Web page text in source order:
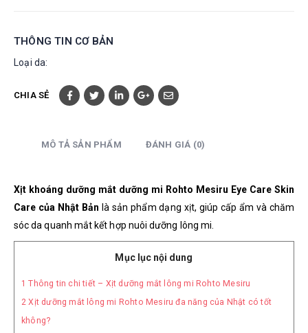
THÔNG TIN CƠ BẢN
Loại da:
CHIA SẺ
MÔ TẢ SẢN PHẨM ĐÁNH GIÁ (0)
Xịt khoáng dưỡng mắt dưỡng mi Rohto Mesiru Eye Care Skin
Care của Nhật Bảnlà sản phẩm dạng xịt, giúp cấp ẩm và chăm
sóc da quanh mắt kết hợp nuôi dưỡng lông mi.
Mục lục nội dung
1 Thông tin chi tiết – Xịt dưỡng mắt lông mi Rohto Mesiru
2 Xịt dưỡng mắt lông mi Rohto Mesiru đa năng của Nhật có tốt
không?